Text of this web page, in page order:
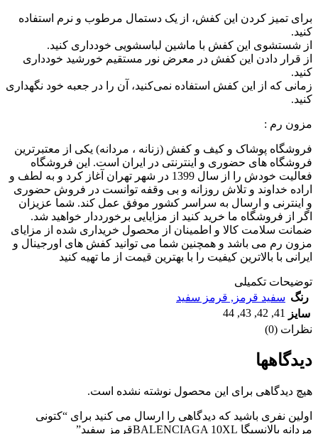
برای تمیز کردن این کفش، از یک دستمال مرطوب و نرم استفاده
کنید.
از شستشوی این کفش با ماشین لباسشویی خودداری کنید.
از قرار دادن این کفش در معرض نور مستقیم خورشید خودداری
کنید.
زمانی که از این کفش استفاده نمی‌کنید، آن را در جعبه خود نگهداری
کنید.
مزون رم :
فروشگاه پوشاک و کیف و کفش (زنانه ، مردانه) یکی از معتبرترین
فروشگاه های حضوری و اینترنتی در ایران است. این فروشگاه
فعالیت خودش را از سال 1399 در شهر تهران آغاز کرد و به لطف و
اراده خداوند و تلاش روزانه و بی وقفه توانست در فروش حضوری
و اینترنی و ارسال به سراسر کشور موفق عمل کند. شما عزیزان
اگر از فروشگاه ما خرید کنید از مزایایی برخورددار خواهید شد.
ضمانت سلامت کالا و اطمینان از محصول خریداری شده از مزایای
مزون رم می باشد و همچنین شما می توانید کفش های اورجینال و
ایرانی با بالاترین کیفیت را با بهترین قیمت از ما تهیه کنید
توضیحات تکمیلی
رنگ سفید قرمز , قرمز سفید
سایز
41
,
42
,
43
,
44
نظرات (0)
دیدگاهها
هیچ دیدگاهی برای این محصول نوشته نشده است.
اولین نفری باشید که دیدگاهی را ارسال می کنید برای “کتونی
مردانه بالانسیگا BALENCIAGA 10XLقرمز سفید”